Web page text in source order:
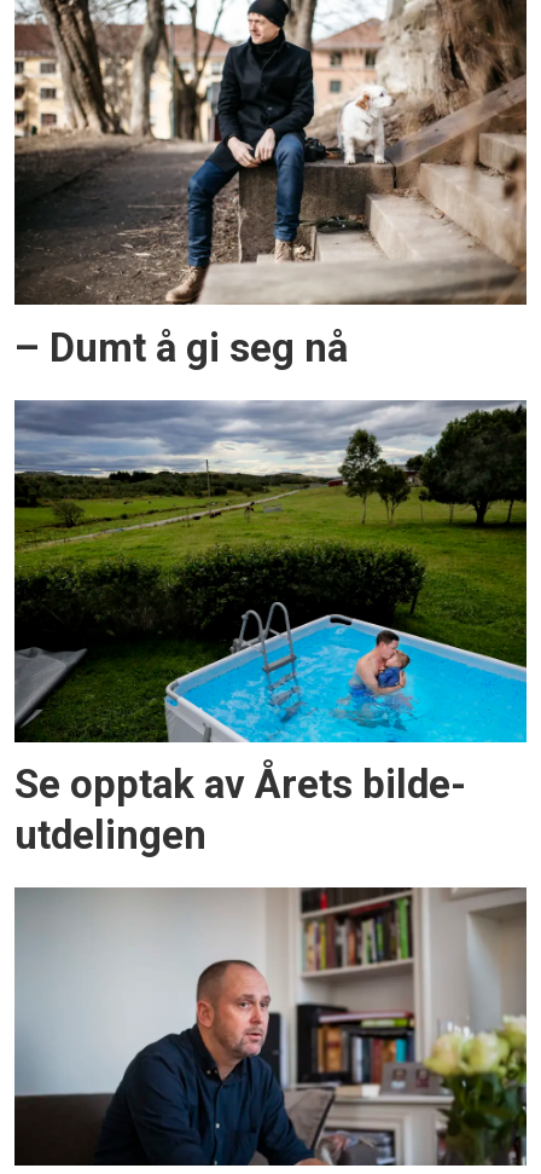
– Dumt å gi seg nå
Se opptak av Årets bilde-
utdelingen